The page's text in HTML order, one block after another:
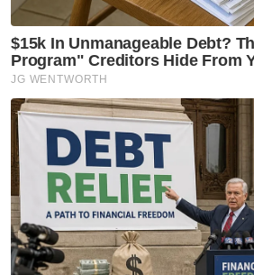
Dalam pada itu, mengulas